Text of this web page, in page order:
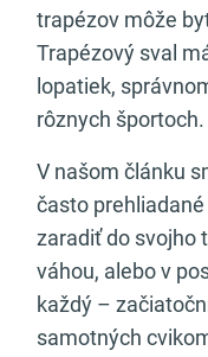
trapézov môže
Trapézový sval
lopatiek,
rôznych športoch.
V našom článku
často prehliadané
zaradiť do svojho
váhou, alebo v
každý –
samotných